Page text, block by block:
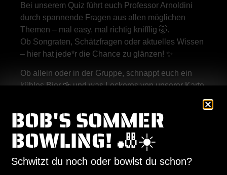
Bei unserem Quiz führt euch Professor Arnoldini
durch spannende Fragen aus allen möglichen
Themen – mal easy, mal richtig knifflig 🤯.
Ob Songraten, Schätzfragen oder aktuelles Wissen
– hier hat jede*r die Chance zu glänzen! ✨
Ob allein oder in der Gruppe, schnappt euch ein
kühles Bier 🍻 und was Leckeres von unserer Karte
Und das Beste: Mit etwas Glück gewinnt ihr direkt
BOB’S Gutscheine und die Ehre der Quiz-Master!
BOB'S SOMMER
BOWLING! 🎳☀️
Schwitzt du noch oder bowlst du schon?